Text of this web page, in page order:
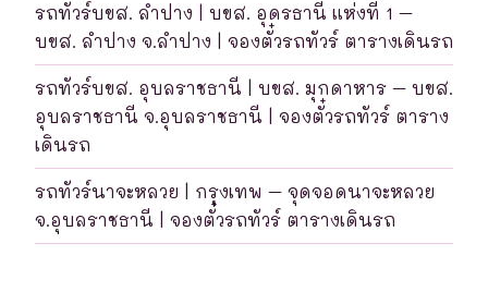
รถทัวร์บขส. ลำปาง | บขส. อุดรธานี แห่งที่ 1 –
บขส. ลำปาง จ.ลำปาง | จองตั๋วรถทัวร์ ตารางเดินรถ
รถทัวร์บขส. อุบลราชธานี | บขส. มุกดาหาร – บขส.
อุบลราชธานี จ.อุบลราชธานี | จองตั๋วรถทัวร์ ตาราง
เดินรถ
รถทัวร์นาจะหลวย | กรุงเทพ – จุดจอดนาจะหลวย
จ.อุบลราชธานี | จองตั๋วรถทัวร์ ตารางเดินรถ